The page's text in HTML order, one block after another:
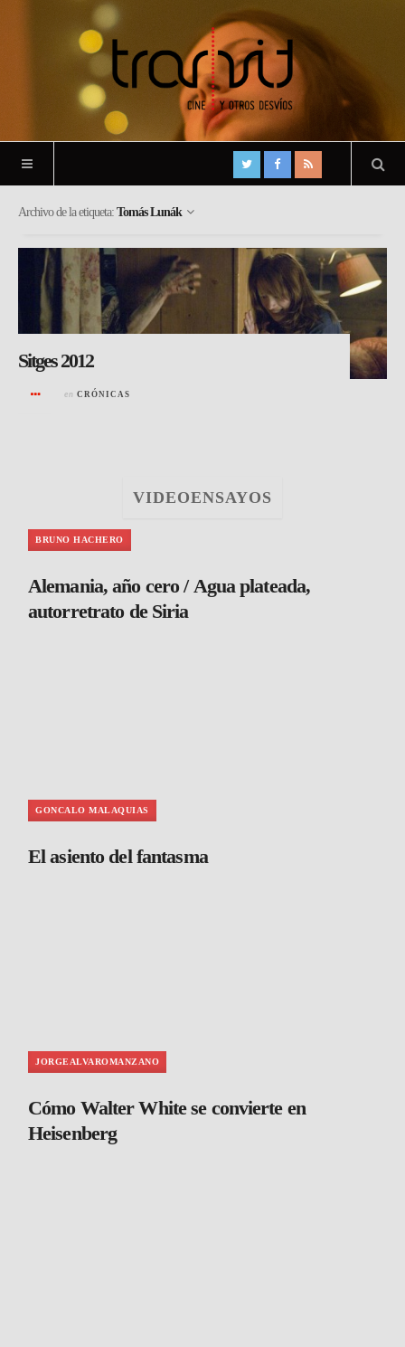
Archivo de la etiqueta: Tomás Lunák
Sitges 2012
en CRÓNICAS
VIDEOENSAYOS
BRUNO HACHERO
Alemania, año cero / Agua plateada,
autorretrato de Siria
GONCALO MALAQUIAS
El asiento del fantasma
JORGEALVAROMANZANO
Cómo Walter White se convierte en
Heisenberg